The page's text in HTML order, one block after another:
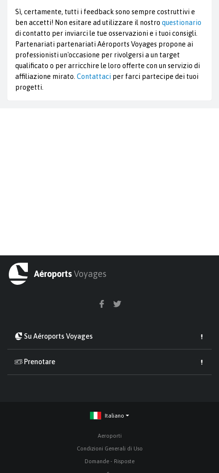
Sì, certamente, tutti i feedback sono sempre costruttivi e
ben accetti! Non esitare ad utilizzare il nostro questionario
di contatto per inviarci le tue osservazioni e i tuoi consigli.
Partenariati partenariati Aéroports Voyages propone ai
professionisti un'occasione per rivolgersi a un target
qualificato o per arricchire le loro offerte con un servizio di
affiliazione mirato. Contattaci per farci partecipe dei tuoi
progetti.
AéroportsVoyages
Su Aéroports Voyages
Prenotare
Italiano
Aeroporti
Condizioni Generali di Uso
Domande - Risposte